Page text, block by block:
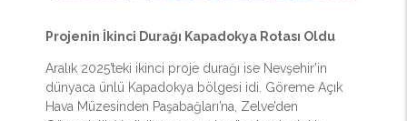
Projenin İkinci Durağı Kapadokya Rotası Oldu
Aralık 2025’teki ikinci proje durağı ise Nevşehir’in
dünyaca ünlü Kapadokya bölgesi idi. Göreme Açık
Hava Müzesinden Paşabağları’na, Zelve’den